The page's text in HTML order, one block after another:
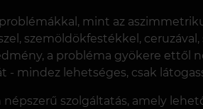
mint az
szemöldökfestékkel,
a probléma gyökere
- mindez lehetséges, csak
szolgáltatás, amely